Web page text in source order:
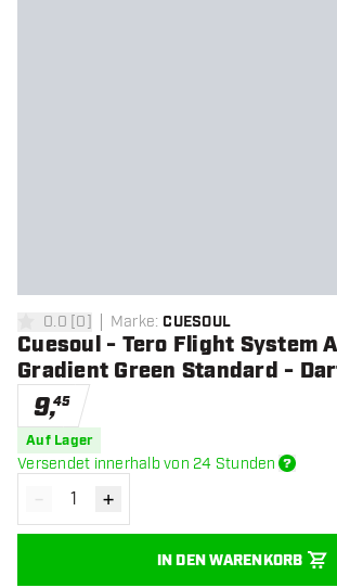
0 Bewertungssterne
0.0 [0] Marke: CUESOUL
Cuesoul - Tero Flight System
Gradient Green Standard -
9,45
Auf Lager
Versendet innerhalb von 24 Stunden
Menge verringern
- Menge erhöhen
+
IN DEN WARENKORB